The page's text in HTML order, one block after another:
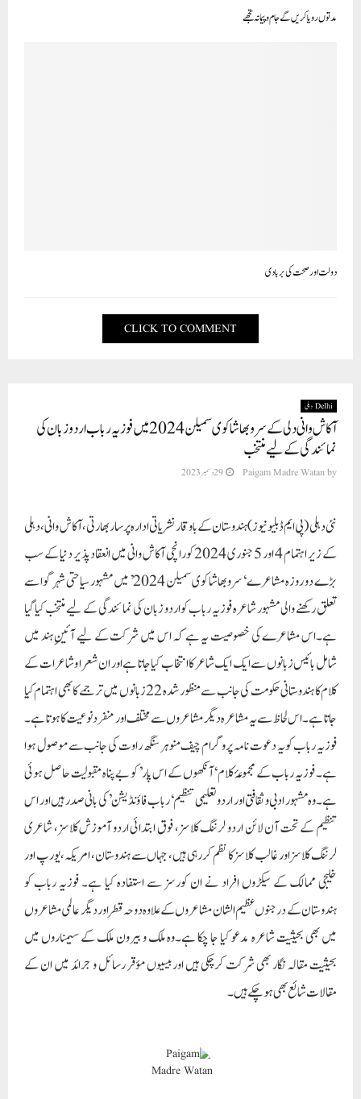
مدتو ں رویا کریں گے جا م وپیمانہ تجھے
دولت اور صحت کی بربادی
CLICK TO COMMENT
Delhi دہلی
آکاش وانی دلی کے سرو بھاشا کوی سمیلن 2024 میں فوزیہ رباب اردو زبان کی
نمائندگی کے لیے منتخب
by
Paigam Madre Watan 29 دسمبر 2023
نئی دہلی (پی ایم ڈبلیو نیوز)ہندوستان کے باوقار نشریاتی ادارہ پرسار بھارتی ، آکاش وانی، دہلی
کے زیر اہتمام 4 اور 5 جنوری 2024 کو رانچی آکاش وانی میں انعقاد پذیر دنیا کے سب
بڑے دو روزہ مشاعرے ‘سرو بھاشا کوی سمیلن 2024’ میں مشہور سیاحتی شہر گوا سے
تعلق رکھنے والی مشہور شاعرہ فوزیہ رباب کو اردو زبان کی نمائندگی کے لیے منتخب کیا گیا
ہے۔اس مشاعرے کی خصوصیت یہ ہے کہ اس میں شرکت کے لیے آئینِ ہند میں
شامل بائیس زبانوں سے ایک ایک شاعر کا انتخاب کیا جاتا ہے اور ان شعرا و شاعرات کے
کلام کا ہندوستانی حکومت کی جانب سے منظور شدہ 22 زبانوں میں ترجمے کا بھی اہتمام کیا
جاتا ہے۔اس لحاظ سے یہ مشاعرہ دیگر مشاعروں سے مختلف اور منفرد نوعیت کا ہوتا ہے۔
فوزیہ رباب کو یہ دعوت نامہ پروگرام چیف منوہر سنگھ راوت کی جانب سے موصول ہوا
ہے۔ فوزیہ رباب کے مجموعۂ کلام ‘آنکھوں کے اس پار’ کو بے پناہ مقبولیت حاصل ہوئی
ہے۔وہ مشہور ادبی و ثقافتی اور اردو تعلیمی تنظیم ‘رباب فاؤنڈیشن’ کی بانی صدر ہیں اور اس
تنظیم کے تحت آن لائن اردو لرننگ کلاسز، فوق ابتدائی اردو آموزش کلاسز، شاعری
لرننگ کلاسز اور غالب کلاسز کا نظم کر رہی ہیں، جہاں سے ہندوستان، امریکہ، یورپ اور
خلیجی ممالک کے سیکڑوں افراد نے ان کورسز سے استفادہ کیا ہے۔ فوزیہ رباب کو
ہندوستان کے درجنوں عظیم الشان مشاعروں کے علاوہ دوحہ قطر اور دیگر عالمی مشاعروں
میں بھی بحیثیت شاعرہ مدعو کیا جا چکا ہے۔وہ ملک و بیرون ملک کے سیمناروں میں
بحیثیت مقالہ نگار بھی شرکت کرچکی ہیں اور بیسیوں مؤقر رسائل و جرائد میں ان کے
مقالات شائع بھی ہوچکے ہیں۔